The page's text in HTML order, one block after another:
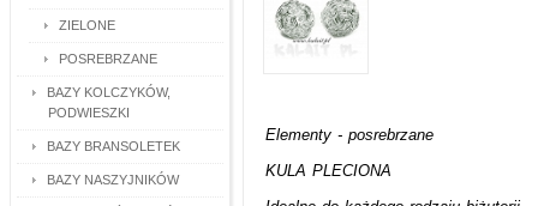
ZIELONE
POSREBRZANE
BAZY KOLCZYKÓW,
PODWIESZKI
BAZY BRANSOLETEK
BAZY NASZYJNIKÓW
Elementy - posrebrzane
KULA PLECIONA